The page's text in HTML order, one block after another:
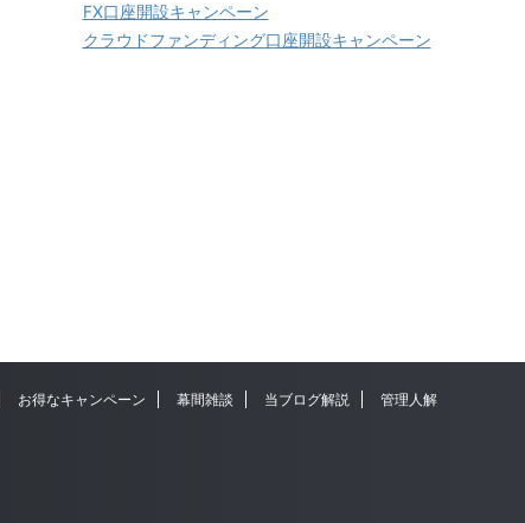
FX口座開設キャンペーン
クラウドファンディング口座開設キャンペーン
お得なキャンペーン 幕間雑談 当ブログ解説
管理人解